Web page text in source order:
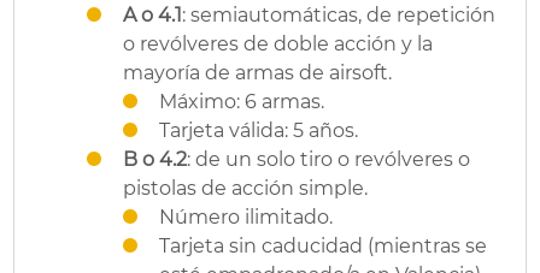
A o 4.1: semiautomáticas, de repetición
o revólveres de doble acción y la
mayoría de armas de airsoft.
Máximo: 6 armas.
Tarjeta válida: 5 años.
B o 4.2: de un solo tiro o revólveres o
pistolas de acción simple.
Número ilimitado.
Tarjeta sin caducidad (mientras se